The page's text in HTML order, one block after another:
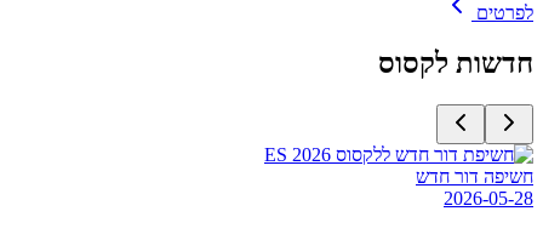
לפרטים
חדשות לקסוס
חשיפה דור חדש
2026-05-28